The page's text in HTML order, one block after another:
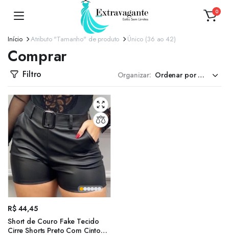
0
Início Atributo "Tamanho" de produto Único (36 ao 42)
Comprar
Filtro Organizar:
R$44,45
Short de Couro Fake Tecido
Cirre Shorts Preto Com Cinto